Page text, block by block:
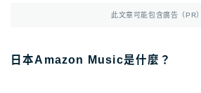
日亞｜最新優惠券
此文章可能包含廣告（PR）
日本Amazon Music是什麼？